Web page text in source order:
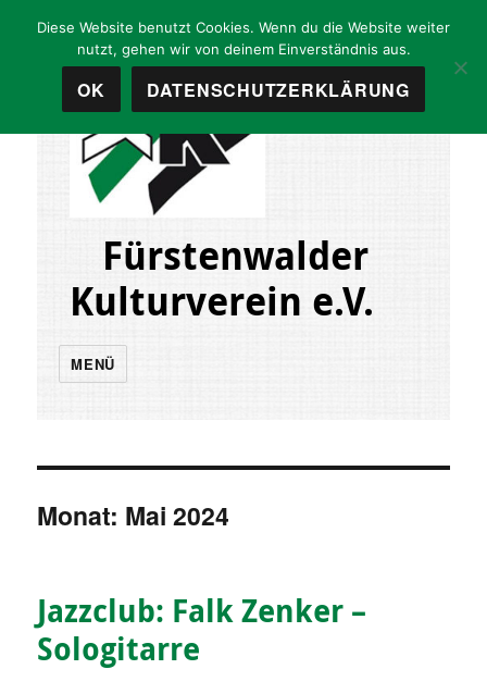
Fürstenwalder
Kulturverein e.V.
MENÜ
Monat: Mai 2024
Jazzclub: Falk Zenker –
Sologitarre
Diese Website benutzt Cookies. Wenn du die Website weiter
nutzt, gehen wir von deinem Einverständnis aus.
OK DATENSCHUTZERKLÄRUNG